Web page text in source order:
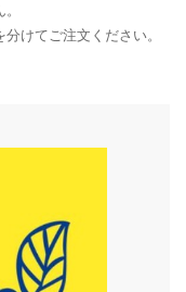
けてご注文ください。